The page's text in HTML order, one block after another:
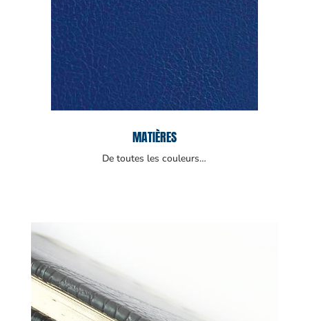
MATIÈRES
De toutes les couleurs…